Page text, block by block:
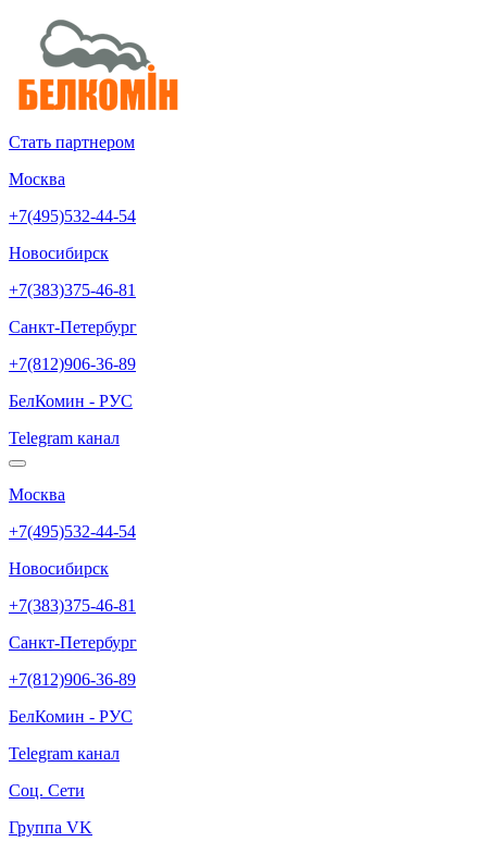
Стать партнером
Москва
+7(495)532-44-54
Новосибирск
+7(383)375-46-81
Санкт-Петербург
+7(812)906-36-89
БелКомин - РУС
Telegram канал
Москва
+7(495)532-44-54
Новосибирск
+7(383)375-46-81
Санкт-Петербург
+7(812)906-36-89
БелКомин - РУС
Telegram канал
Соц. Сети
Группа VK